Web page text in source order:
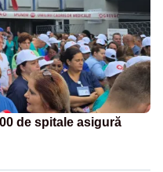
de spitale asigură